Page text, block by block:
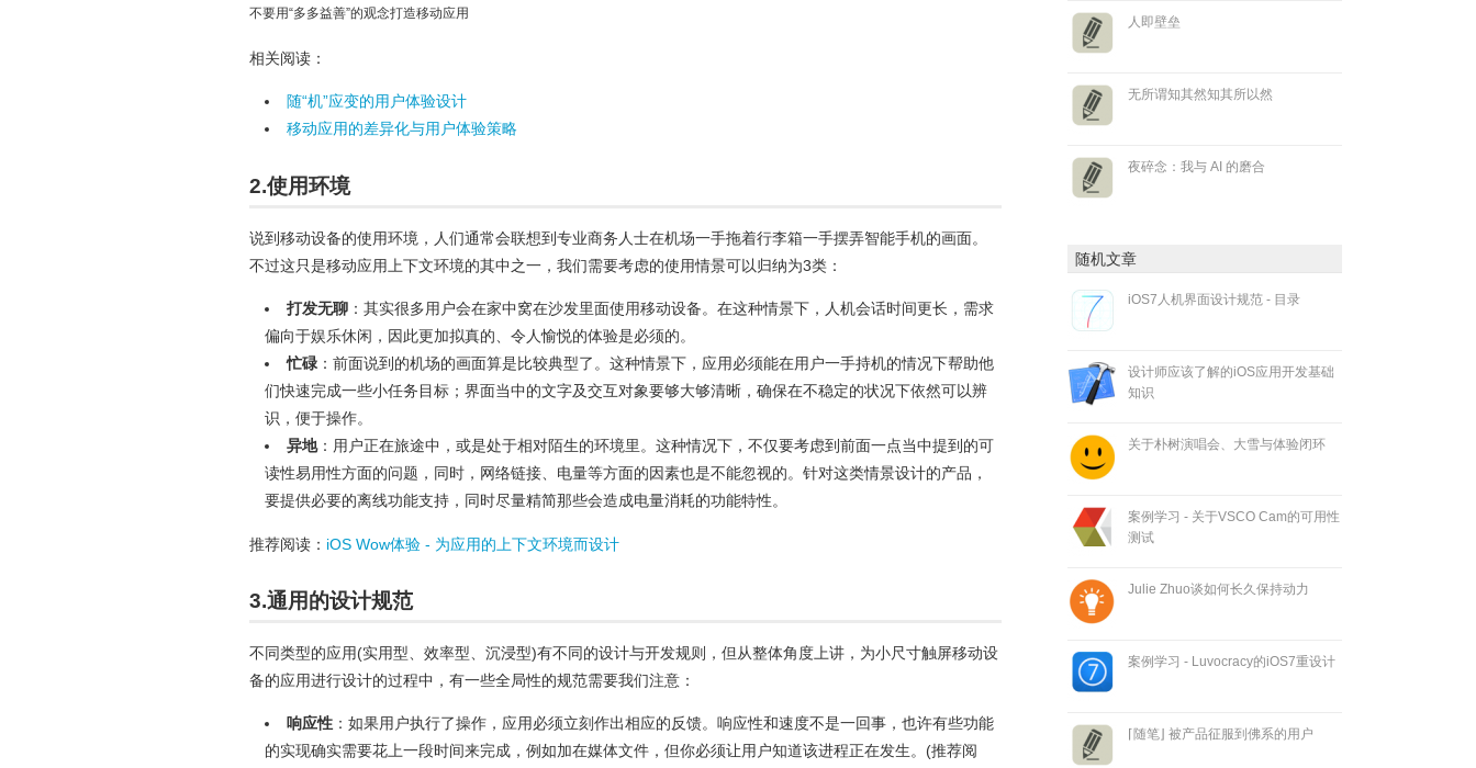
不要用“多多益善”的观念打造移动应用
相关阅读：
随“机”应变的用户体验设计
移动应用的差异化与用户体验策略
2.使用环境
说到移动设备的使用环境，人们通常会联想到专业商务人士在机场一手拖着行李箱一手摆弄智能手机的画面。
不过这只是移动应用上下文环境的其中之一，我们需要考虑的使用情景可以归纳为3类：
打发无聊：其实很多用户会在家中窝在沙发里面使用移动设备。在这种情景下，人机会话时间更长，需求
偏向于娱乐休闲，因此更加拟真的、令人愉悦的体验是必须的。
忙碌：前面说到的机场的画面算是比较典型了。这种情景下，应用必须能在用户一手持机的情况下帮助他
们快速完成一些小任务目标；界面当中的文字及交互对象要够大够清晰，确保在不稳定的状况下依然可以辨
识，便于操作。
异地：用户正在旅途中，或是处于相对陌生的环境里。这种情况下，不仅要考虑到前面一点当中提到的可
读性易用性方面的问题，同时，网络链接、电量等方面的因素也是不能忽视的。针对这类情景设计的产品，
要提供必要的离线功能支持，同时尽量精简那些会造成电量消耗的功能特性。
推荐阅读： iOS Wow体验 - 为应用的上下文环境而设计
3.通用的设计规范
不同类型的应用(实用型、效率型、沉浸型)有不同的设计与开发规则，但从整体角度上讲，为小尺寸触屏移动设
备的应用进行设计的过程中，有一些全局性的规范需要我们注意：
响应性：如果用户执行了操作，应用必须立刻作出相应的反馈。响应性和速度不是一回事，也许有些功能
的实现确实需要花上一段时间来完成，例如加在媒体文件，但你必须让用户知道该进程正在发生。(推荐阅
人即壁垒
无所谓知其然知其所以然
夜碎念：我与 AI 的磨合
随机文章
iOS7人机界面设计规范 - 目录
设计师应该了解的iOS应用开发基础
知识
关于朴树演唱会、大雪与体验闭环
案例学习 - 关于VSCO Cam的可用性
测试
Julie Zhuo谈如何长久保持动力
案例学习 - Luvocracy的iOS7重设计
⌈随笔⌋ 被产品征服到佛系的用户